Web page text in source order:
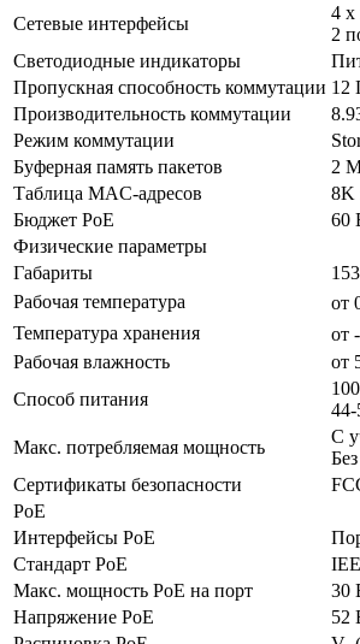
Сетевые интерфейсы
4 x
2
Светодиодные индикаторы
Пропускная способность коммутации 12
Производительность коммутации
Режим коммутации
Буферная память пакетов
2
Таблица MAC-адресов
8K
Бюджет PoE
60
Физические параметры
Габариты
Рабочая температура
от
Температура хранения
от
Рабочая влажность
от
Способ питания
44-
Макс. потребляемая мощность
С
Сертификаты безопасности
PoE
Интерфейсы PoE
Стандарт PoE
Макс. мощность PoE на порт
30
Напряжение PoE
52